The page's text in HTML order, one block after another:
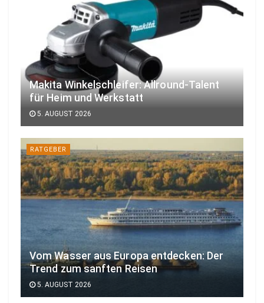
Makita Winkelschleifer: Allround-Talent
für Heim und Werkstatt
5. AUGUST 2026
RATGEBER
Vom Wasser aus Europa entdecken: Der
Trend zum sanften Reisen
5. AUGUST 2026